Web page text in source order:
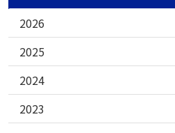
2026
2025
2024
2023